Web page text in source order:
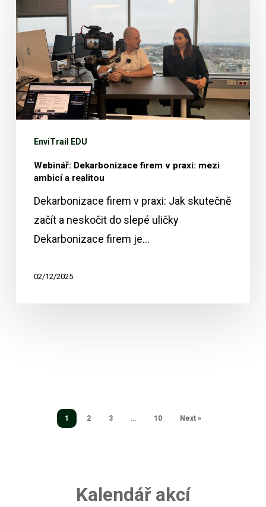
Dekarbonizace
firem
v
praxi:
mezi
ambicí
EnviTrail EDU
Webinář: Dekarbonizace firem v praxi: mezi
ambicí a realitou
Dekarbonizace firem v praxi: Jak skutečně
začít a neskočit do slepé uličky
Dekarbonizace firem je…
02/12/2025
1 2 3 … 10 Next »
Kalendář akcí